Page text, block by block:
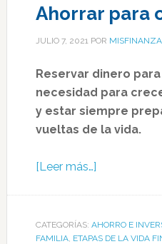
Ahorrar para
JULIO 7, 2021POR
Reservar dinero
necesidad para
y estar siempre
vueltas de la vida.
[Leer más…]
CATEGORÍAS: AHORRO E
FAMILIA, ETAPAS DE LA VIDA